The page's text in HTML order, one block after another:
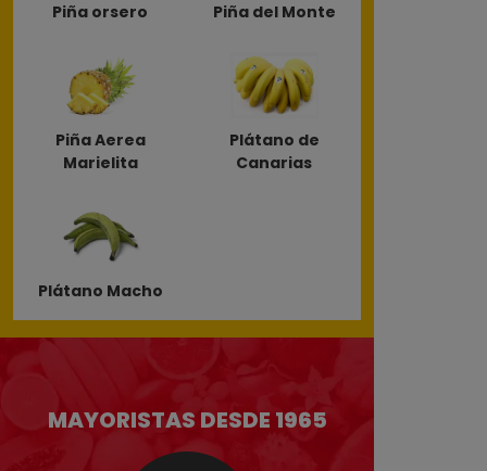
Piña orsero Piña del Monte
Piña Aerea
Marielita
Plátano de
Canarias
Plátano Macho
MAYORISTAS DESDE 1965